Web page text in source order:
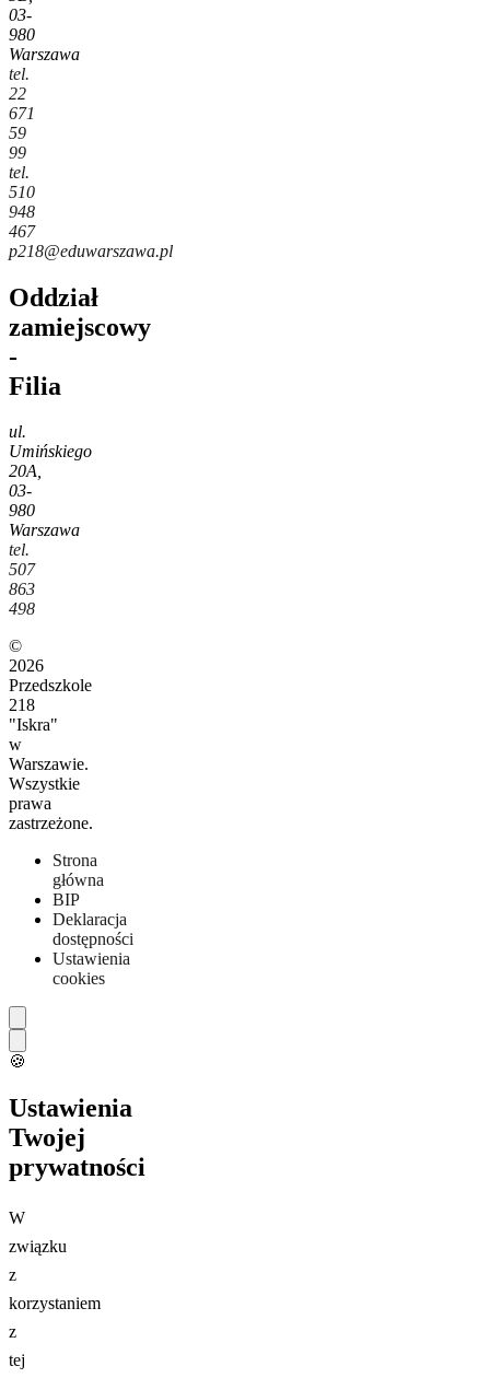
03-
980
Warszawa
tel.
22
671
59
99
tel.
510
948
467
p218@eduwarszawa.pl
Oddział
zamiejscowy
-
Filia
ul.
Umińskiego
20A,
03-
980
Warszawa
tel.
507
863
498
©
2026
Przedszkole
218
"Iskra"
w
Warszawie.
Wszystkie
prawa
zastrzeżone.
Strona
główna
BIP
Deklaracja
dostępności
Ustawienia
cookies
🍪
Ustawienia
Twojej
prywatności
W
związku
z
korzystaniem
z
tej